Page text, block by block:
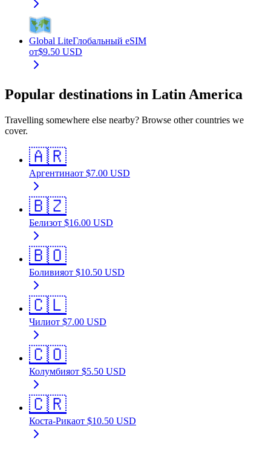
Global LiteГлобальный eSIM
от$9.50 USD
Popular destinations in Latin America
Travelling somewhere else nearby? Browse other countries we
cover.
🇦🇷
Аргентинаот $7.00 USD
🇧🇿
Белизот $16.00 USD
🇧🇴
Боливияот $10.50 USD
🇨🇱
Чилиот $7.00 USD
🇨🇴
Колумбияот $5.50 USD
🇨🇷
Коста-Рикаот $10.50 USD